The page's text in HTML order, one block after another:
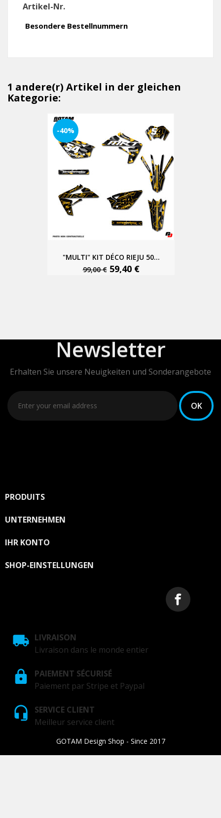
Artikel-Nr.
Besondere Bestellnummern
1 andere(r) Artikel in der gleichen
Kategorie:
"MULTI" KIT DÉCO RIEJU 50...
99,00 € 59,40 €
-40%
Newsletter
Erhalten Sie unsere Neuigkeiten und Sonderangebote
PRODUITS
UNTERNEHMEN
IHR KONTO
SHOP-EINSTELLUNGEN
LIVRAISON
Livraison dans le monde entier
PAIEMENT SÉCURISÉ
Paiement par Stripe et Paypal
SERVICE CLIENT
Meilleur service client
GOTAM Design Shop - Since 2017